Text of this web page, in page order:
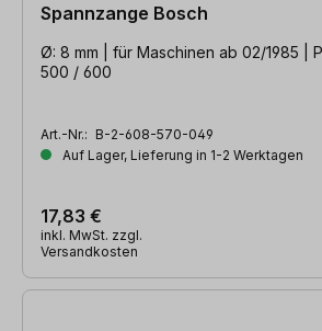
Spannzange Bosch
Ø: 8 mm | für Maschinen ab 02/1985 |
500 / 600
Art.-Nr.: B-2-608-570-049
Auf Lager, Lieferung in 1-2 Werktagen
17,83 €
inkl. MwSt. zzgl.
Versandkosten